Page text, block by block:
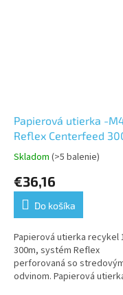
Papierová utierka -
Reflex Centerfeed
1vrst. Grite
Priemerné
produktu
5,0
5
hviezdičiek.
Skladom (>5 balenie)
€36,16
Do košíka
Papierová utierka recykel
300m, systém Reflex
perforovaná so
odvinom. Papierová